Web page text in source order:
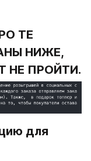
ТЕ
НИЖЕ,
НЕ ПРОЙТИ.
для